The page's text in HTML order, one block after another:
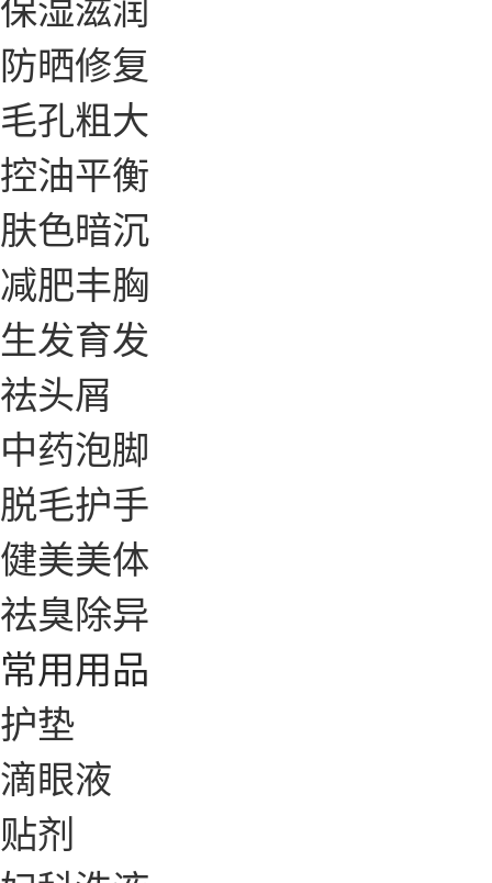
防晒修复
毛孔粗大
控油平衡
肤色暗沉
减肥丰胸
生发育发
祛头屑
中药泡脚
脱毛护手
健美美体
祛臭除异
常用用品
护垫
滴眼液
贴剂